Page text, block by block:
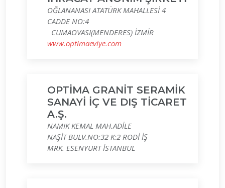
OĞLANANASI ATATÜRK MAHALLESİ 4
CADDE NO:4
CUMAOVASI(MENDERES) İZMİR
www.optimaeviye.com
OPTİMA GRANİT SERAMİK
SANAYİ İÇ VE DIŞ TİCARET
A.Ş.
NAMIK KEMAL MAH.ADİLE
NAŞİT BULV.NO:32 K:2 RODİ İŞ
MRK. ESENYURT İSTANBUL